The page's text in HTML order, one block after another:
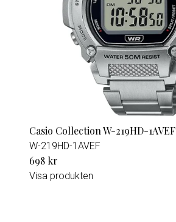
Casio Collection W-219HD-1AVEF
W-219HD-1AVEF
698 kr
Visa produkten